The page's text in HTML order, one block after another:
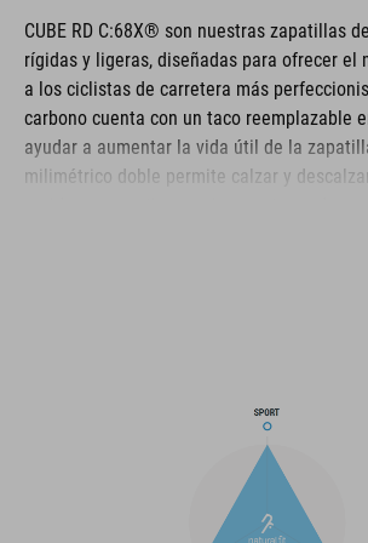
CUBE RD C:68X® son nuestras zapatillas
rígidas y ligeras, diseñadas para ofrecer el
a los ciclistas de carretera más
carbono cuenta con un taco reemplazable
ayudar a aumentar la vida útil de la
milimétrico doble permite calzar y